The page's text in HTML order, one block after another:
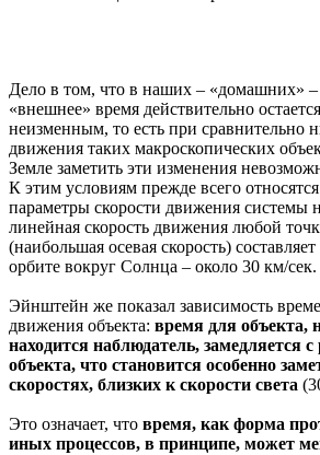
Дело в том, что в наших – «домашних» –
«внешнее» время действительно
неизменным, то есть при сравнительно
движения таких макроскопических
Земле заметить эти изменения
К этим условиям прежде всего
параметры скорости движения системы
линейная скорость движения любой
(наибольшая осевая скорость)
орбите вокруг Солнца – около 30 км/сек.
Эйнштейн же показал зависимость
движения объекта: время для объекта,
находится наблюдатель, замедляется
объекта, что становится особенно
скоростях, близких к скорости света
Это означает, что время, как форма
иных процессов, в принципе, может